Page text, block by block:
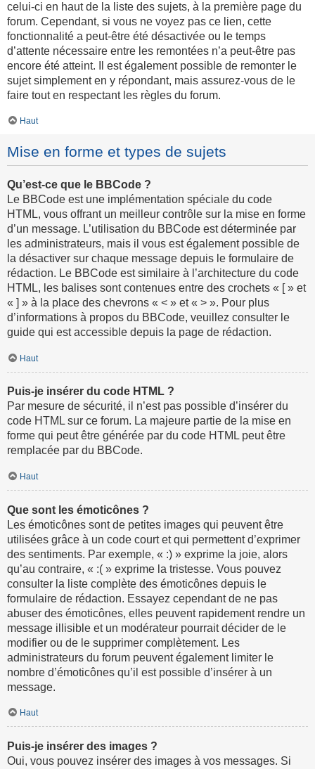
celui-ci en haut de la liste des sujets, à la première page du
forum. Cependant, si vous ne voyez pas ce lien, cette
fonctionnalité a peut-être été désactivée ou le temps
d’attente nécessaire entre les remontées n’a peut-être pas
encore été atteint. Il est également possible de remonter le
sujet simplement en y répondant, mais assurez-vous de le
faire tout en respectant les règles du forum.
Haut
Mise en forme et types de sujets
Qu’est-ce que le BBCode ?
Le BBCode est une implémentation spéciale du code
HTML, vous offrant un meilleur contrôle sur la mise en forme
d’un message. L’utilisation du BBCode est déterminée par
les administrateurs, mais il vous est également possible de
la désactiver sur chaque message depuis le formulaire de
rédaction. Le BBCode est similaire à l’architecture du code
HTML, les balises sont contenues entre des crochets « [ » et
« ] » à la place des chevrons « < » et « > ». Pour plus
d’informations à propos du BBCode, veuillez consulter le
guide qui est accessible depuis la page de rédaction.
Haut
Puis-je insérer du code HTML ?
Par mesure de sécurité, il n’est pas possible d’insérer du
code HTML sur ce forum. La majeure partie de la mise en
forme qui peut être générée par du code HTML peut être
remplacée par du BBCode.
Haut
Que sont les émoticônes ?
Les émoticônes sont de petites images qui peuvent être
utilisées grâce à un code court et qui permettent d’exprimer
des sentiments. Par exemple, « :) » exprime la joie, alors
qu’au contraire, « :( » exprime la tristesse. Vous pouvez
consulter la liste complète des émoticônes depuis le
formulaire de rédaction. Essayez cependant de ne pas
abuser des émoticônes, elles peuvent rapidement rendre un
message illisible et un modérateur pourrait décider de le
modifier ou de le supprimer complètement. Les
administrateurs du forum peuvent également limiter le
nombre d’émoticônes qu’il est possible d’insérer à un
message.
Haut
Puis-je insérer des images ?
Oui, vous pouvez insérer des images à vos messages. Si